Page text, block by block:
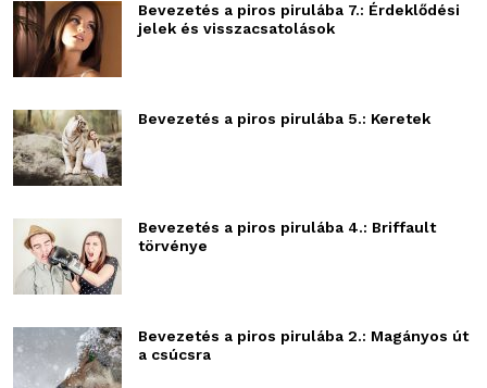
Bevezetés a piros pirulába 7.: Érdeklődési
jelek és visszacsatolások
Bevezetés a piros pirulába 5.: Keretek
Bevezetés a piros pirulába 4.: Briffault
törvénye
Bevezetés a piros pirulába 2.: Magányos út
a csúcsra